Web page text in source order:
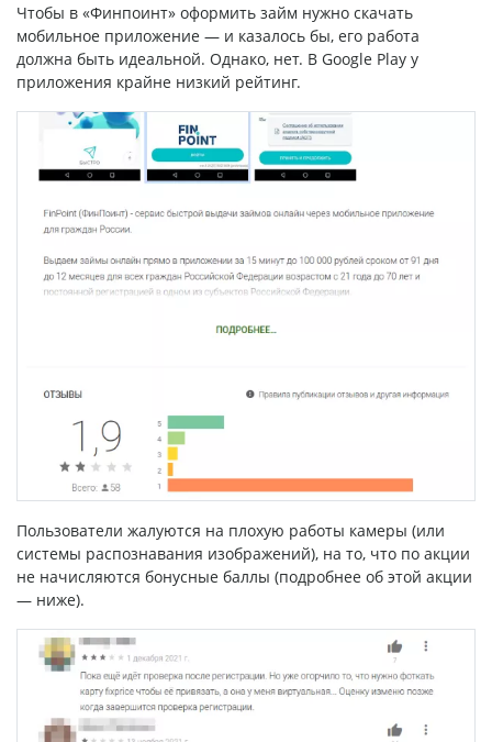
Чтобы в «Финпоинт» оформить займ нужно скачать
мобильное приложение — и казалось бы, его работа
должна быть идеальной. Однако, нет. В Google Play у
приложения крайне низкий рейтинг.
Пользователи жалуются на плохую работы камеры (или
системы распознавания изображений), на то, что по акции
не начисляются бонусные баллы (подробнее об этой акции
— ниже).